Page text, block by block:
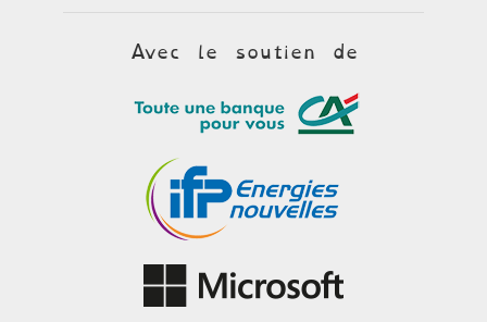
Avec le soutien de